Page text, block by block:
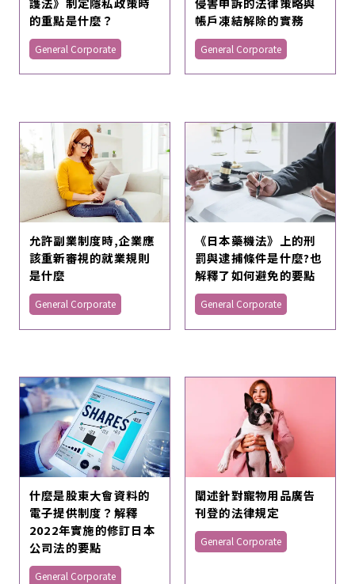
的重點是什麼？
General Corporate
帳戶凍結解除的實務
General Corporate
允許副業制度時,企業應
該重新審視的就業規則
是什麼
General Corporate
《日本藥機法》上的刑
罰與逮捕條件是什麼?也
解釋了如何避免的要點
General Corporate
什麼是股東大會資料的
電子提供制度？解釋
2022年實施的修訂日本
公司法的要點
General Corporate
闡述針對寵物用品廣告
刊登的法律規定
General Corporate